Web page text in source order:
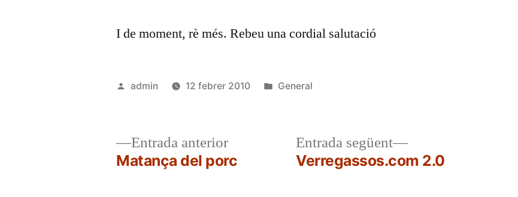
I de moment, rè més. Rebeu una cordial salutació
Publicat
admin 12 febrer 2010
Publicat
General
Navegació
Entrada anteriorEntrada
anterior:
Matança del porc
Entrada següent
Entrada
següent:
Verregassos.com 2.0